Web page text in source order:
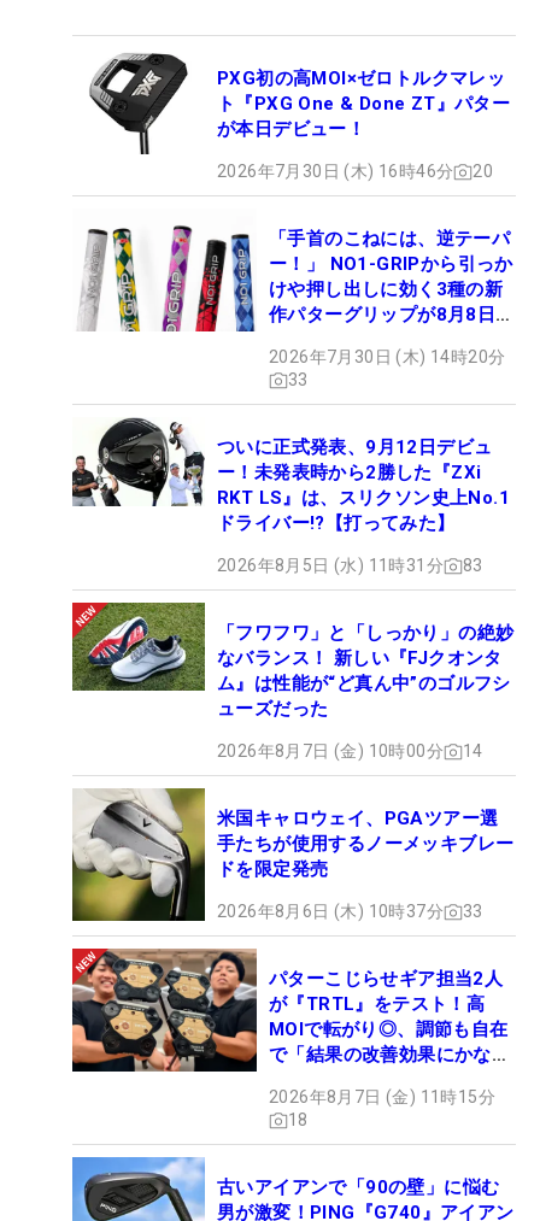
PXG初の高MOI×ゼロトルクマレッ
ト『PXG One & Done ZT』パター
が本日デビュー！
2026年7月30日 (木) 16時46分 20
「手首のこねには、逆テーパ
ー！」 NO1-GRIPから引っか
けや押し出しに効く3種の新
作パターグリップが8月8日デ
2026年7月30日 (木) 14時20分
33
ついに正式発表、9月12日デビュ
ー！未発表時から2勝した『ZXi
RKT LS』は、スリクソン史上No.1
ドライバー!?【打ってみた】
2026年8月5日 (水) 11時31分 83
「フワフワ」と「しっかり」の絶妙
なバランス！ 新しい『FJクオンタ
ム』は性能が“ど真ん中”のゴルフシ
ューズだった
2026年8月7日 (金) 10時00分 14
米国キャロウェイ、PGAツアー選
手たちが使用するノーメッキブレー
ドを限定発売
2026年8月6日 (木) 10時37分 33
パターこじらせギア担当2人
が『TRTL』をテスト！高
MOIで転がり◎、調節も自在
で「結果の改善効果にかなり
2026年8月7日 (金) 11時15分
18
古いアイアンで「90の壁」に悩む
男が激変！PING『G740』アイアン